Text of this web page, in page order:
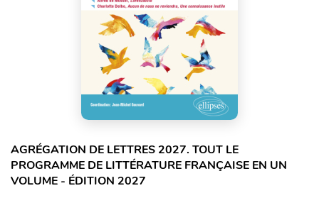
AGRÉGATION DE LETTRES 2027. TOUT LE
PROGRAMME DE LITTÉRATURE FRANÇAISE EN UN
VOLUME - ÉDITION 2027